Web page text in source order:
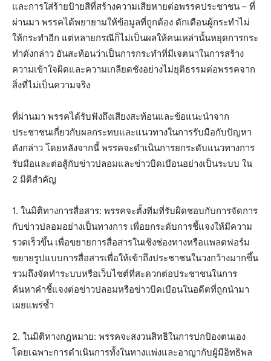
และการใส่ร้ายป้ายสีที่สร้างความเสียหายต่อพรรคประชาชน – ที่
ผ่านมา พรรคได้พยายามให้ข้อมูลที่ถูกต้อง ตักเตือนผู้กระทำไม่
ให้กระทำอีก แต่หลายกรณีก็ไม่เป็นผลให้คนเหล่านั้นหยุดการกระ
ทำดังกล่าว อันสะท้อนว่าเป็นการกระทำที่มีเจตนาในการสร้าง
ความเข้าใจผิดและความเกลียดชังอย่างไม่ยุติธรรมต่อพรรคจาก
สิ่งที่ไม่เป็นความจริง
ที่ผ่านมา พรรคได้รับฟังถึงเสียงสะท้อนและข้อแนะนำจาก
ประชาชนเกี่ยวกับผลกระทบและแนวทางในการรับมือกับปัญหา
ดังกล่าว โดยหลังจากนี้ พรรคจะดำเนินการยกระดับแนวทางการ
รับมือและต่อสู้กับข่าวปลอมและข่าวบิดเบือนอย่างเป็นระบบ ใน
2 มิติสำคัญ
1. ในมิติทางการสื่อสาร: พรรคจะตั้งทีมที่รับผิดชอบกับการจัดการ
กับข่าวปลอมอย่างเป็นทางการ เพื่อยกระดับการชี้แจงให้มีความ
รวดเร็วขึ้น เพื่อขยายการสื่อสารในเชิงช่องทางหรือแพลตฟอร์ม
ขยายรูปแบบการสื่อสารเพื่อให้เข้าถึงประชาชนในวงกว้างมากขึ้น
รวมถึงจัดทำระบบหรือเว็บไซต์ที่สะดวกต่อประชาชนในการ
ค้นหาคำชี้แจงต่อข่าวปลอมหรือข่าวบิดเบือนในอดีตที่ถูกนำมา
เผยแพร่ซ้ำ
2. ในมิติทางกฎหมาย: พรรคจะสงวนสิทธิในการปกป้องตนเอง
โดยเฉพาะการดำเนินการทั้งในทางแพ่งและอาญากับผู้มีอิทธิพล